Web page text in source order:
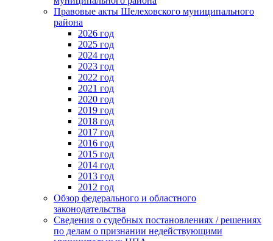
Правовые акты Шелеховского муниципального
района
2026 год
2025 год
2024 год
2023 год
2022 год
2021 год
2020 год
2019 год
2018 год
2017 год
2016 год
2015 год
2014 год
2013 год
2012 год
Обзор федерального и областного
законодательства
Сведения о судебных постановлениях / решениях
по делам о признании недействующими